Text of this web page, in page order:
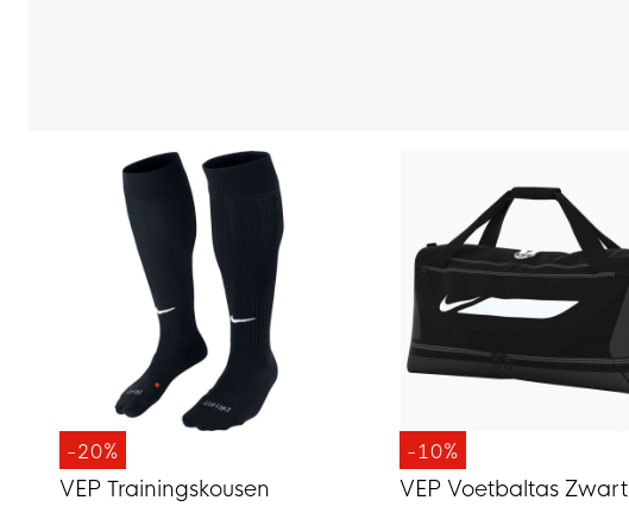
-20%
VEP Trainingskousen
-10%
VEP Voetbaltas Zwart